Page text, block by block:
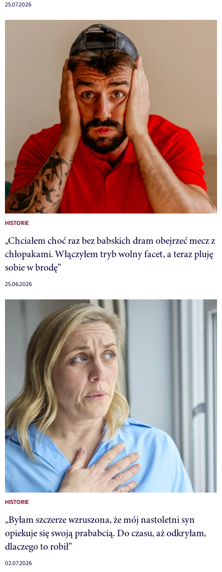
25.07.2026
HISTORIE
„Chciałem choć raz bez babskich dram obejrzeć mecz z
chłopakami. Włączyłem tryb wolny facet, a teraz pluję
sobie w brodę”
25.06.2026
HISTORIE
„Byłam szczerze wzruszona, że mój nastoletni syn
opiekuje się swoją prababcią. Do czasu, aż odkryłam,
dlaczego to robił”
02.07.2026